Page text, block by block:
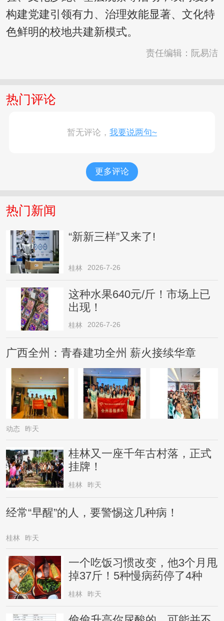
构建党建引领有力、治理效能显著、文化特
色鲜明的校地共建新模式。
责任编辑：阮易洁
热门评论
暂无评论， 我要说两句~
更多评论
热门新闻
“新新三样”又来了!
桂林 2026-7-26
这种水果640元/斤！市场上已
出现！
桂林 2026-7-26
广西全州：青春建功全州 薪火接续华章
动态 昨天
桂林又一座千年古村落，正式
挂牌！
桂林 昨天
经常“早醒”的人，要警惕这几种病！
桂林 昨天
一个吃饭习惯改变，他3个月甩
掉37斤！5种慢病药停了4种
桂林 昨天